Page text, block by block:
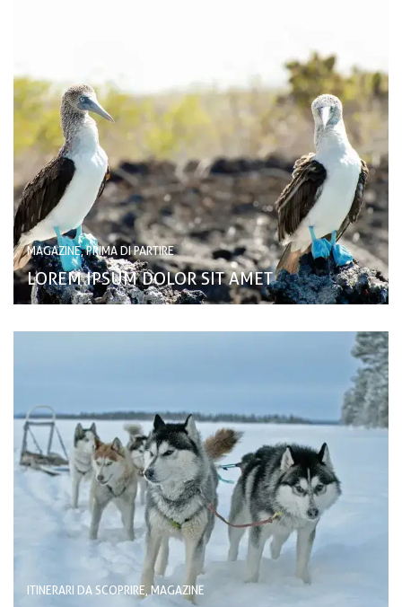
MAGAZINE, PRIMA DI PARTIRE
LOREM IPSUM DOLOR SIT AMET
ITINERARI DA SCOPRIRE, MAGAZINE